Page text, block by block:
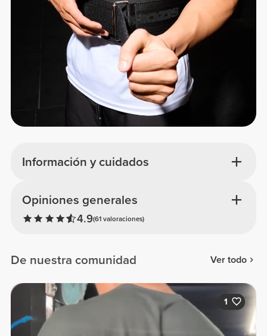
Información y cuidados
Opiniones generales
4.9(61 valoraciones)
De nuestra comunidad Ver todo
1